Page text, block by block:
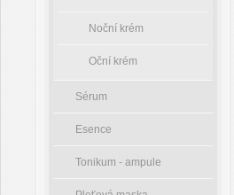
Noční krém
Oční krém
Sérum
Esence
Tonikum - ampule